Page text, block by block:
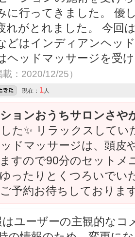
に行ってきました。 優
れがとれました。 今回
どはインディアンヘッ
ヘッドマッサージを受
：2020/12/25）
現在： 1人
ョンおうちサロンさや
た✨ リラックスして
ドマッサージは、頭皮
すので90分のセットメ
ったりとくつろいでい
予約お待ちしておりま
ユーザーの主観的なコ